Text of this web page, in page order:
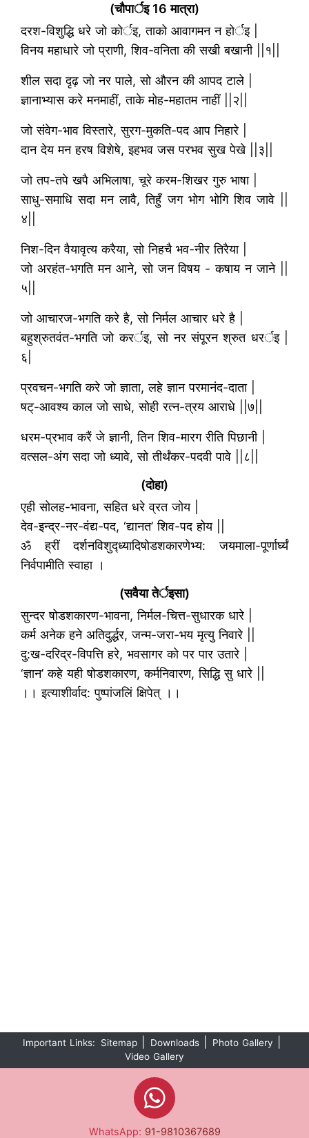
(चौपार्इ 16 मात्रा)
दरश-विशुद्धि धरे जो कोर्इ, ताको आवागमन न होर्इ |
विनय महाधारे जो प्राणी, शिव-वनिता की सखी बखानी ||१||
शील सदा दृढ़ जो नर पाले, सो औरन की आपद टाले |
ज्ञानाभ्यास करे मनमाहीं, ताके मोह-महातम नाहीं ||२||
जो संवेग-भाव विस्तारे, सुरग-मुकति-पद आप निहारे |
दान देय मन हरष विशेषे, इहभव जस परभव सुख पेखे ||३||
जो तप-तपे खपै अभिलाषा, चूरे करम-शिखर गुरु भाषा |
साधु-समाधि सदा मन लावै, तिहुँ जग भोग भोगि शिव जावे ||
४||
निश-दिन वैयावृत्य करैया, सो निहचै भव-नीर तिरैया |
जो अरहंत-भगति मन आने, सो जन विषय - कषाय न जाने ||
५||
जो आचारज-भगति करे है, सो निर्मल आचार धरे है |
बहुश्रुतवंत-भगति जो करर्इ, सो नर संपूरन श्रुत धरर्इ |
६|
प्रवचन-भगति करे जो ज्ञाता, लहे ज्ञान परमानंद-दाता |
षट्-आवश्य काल जो साधे, सोही रत्न-त्रय आराधे ||७||
धरम-प्रभाव करैं जे ज्ञानी, तिन शिव-मारग रीति पिछानी |
वत्सल-अंग सदा जो ध्यावे, सो तीर्थंकर-पदवी पावे ||८||
(दोहा)
एही सोलह-भावना, सहित धरे व्रत जोय |
देव-इन्द्र-नर-वंद्य-पद, ‘द्यानत’ शिव-पद होय ||
ॐ ह्रीं दर्शनविशुद्ध्यादिषोडशकारणेभ्य: जयमाला-पूर्णार्घ्यं
निर्वपामीति स्वाहा ।
(सवैया तेर्इसा)
सुन्दर षोडशकारण-भावना, निर्मल-चित्त-सुधारक धारे |
कर्म अनेक हने अतिदुर्द्धर, जन्म-जरा-भय मृत्यु निवारे ||
दु:ख-दरिद्र-विपत्ति हरे, भवसागर को पर पार उतारे |
‘ज्ञान’ कहे यही षोडशकारण, कर्मनिवारण, सिद्धि सु धारे ||
।। इत्याशीर्वाद: पुष्पांजलिं क्षिपेत् ।।
Important Links: Sitemap Downloads Photo Gallery
Video Gallery
WhatsApp: 91-9810367689